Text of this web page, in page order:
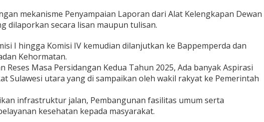
mekanisme Penyampaian Laporan dari Alat Kelengkapan Dewan
dilaporkan secara lisan maupun tulisan.
I hingga Komisi IV kemudian dilanjutkan ke Bappemperda dan
Kehormatan.
Reses Masa Persidangan Kedua Tahun 2025, Ada banyak Aspirasi
Sulawesi utara yang di sampaikan oleh wakil rakyat ke Pemerintah
infrastruktur jalan, Pembangunan fasilitas umum serta
kesehatan kepada masyarakat.